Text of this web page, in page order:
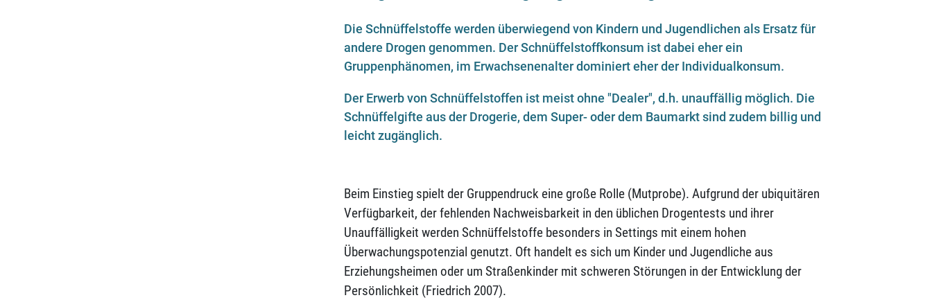
Die Schnüffelstoffe werden überwiegend von Kindern und Jugendlichen als Ersatz für
andere Drogen genommen. Der Schnüffelstoffkonsum ist dabei eher ein
Gruppenphänomen, im Erwachsenenalter dominiert eher der Individualkonsum.
Der Erwerb von Schnüffelstoffen ist meist ohne "Dealer", d.h. unauffällig möglich. Die
Schnüffelgifte aus der Drogerie, dem Super- oder dem Baumarkt sind zudem billig und
leicht zugänglich.
Beim Einstieg spielt der Gruppendruck eine große Rolle (Mutprobe). Aufgrund der ubiquitären
Verfügbarkeit, der fehlenden Nachweisbarkeit in den üblichen Drogentests und ihrer
Unauffälligkeit werden Schnüffelstoffe besonders in Settings mit einem hohen
Überwachungspotenzial genutzt. Oft handelt es sich um Kinder und Jugendliche aus
Erziehungsheimen oder um Straßenkinder mit schweren Störungen in der Entwicklung der
Persönlichkeit (Friedrich 2007).